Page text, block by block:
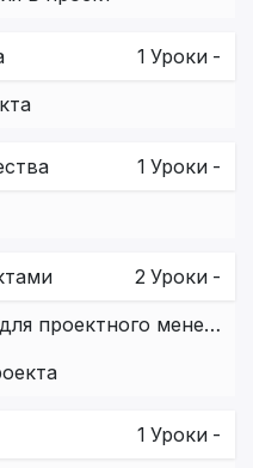
1 Уроки -
1 Уроки -
2 Уроки -
Модель компетенции для проектного менеджера
1 Уроки -